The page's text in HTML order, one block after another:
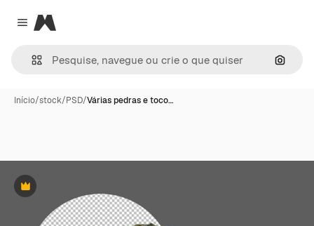
Close menu
Magnific
Início/stock/PSD/Várias pedras e toco…
Premium